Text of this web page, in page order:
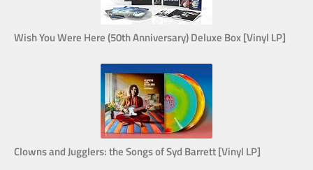
Wish You Were Here (50th Anniversary) Deluxe Box [Vinyl LP]
Clowns and Jugglers: the Songs of Syd Barrett [Vinyl LP]